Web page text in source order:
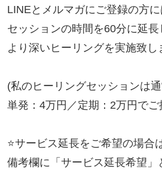
LINEとメルマガにご登録の方に
セッションの時間を60分に延長
より深いヒーリングを実施致し
(私のヒーリングセッションは
単発：4万円／定期：2万円で
⭐️サービス延長をご希望の場合
備考欄に「サービス延長希望」